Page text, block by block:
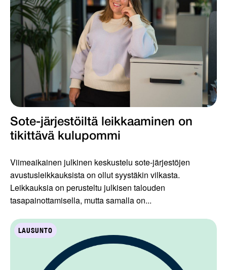
Sote-järjestöiltä leikkaaminen on
tikittävä kulupommi
Viimeaikainen julkinen keskustelu sote-järjestöjen
avustusleikkauksista on ollut syystäkin vilkasta.
Leikkauksia on perusteltu julkisen talouden
tasapainottamisella, mutta samalla on...
LAUSUNTO